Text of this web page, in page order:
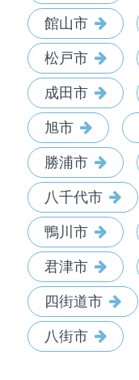
館山市
松戸市
成田市
旭市
勝浦市
八千代市
鴨川市
君津市
四街道市
八街市